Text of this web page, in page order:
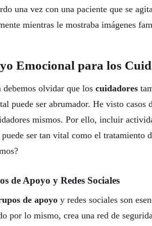
una vez con una paciente que se
mientras le mostraba imágenes
Emocional para los
debemos olvidar que los cuidadores
puede ser abrumador. He visto casos
mismos. Por ello, incluir
ser tan vital como el tratamiento
de Apoyo y Redes Sociales
de apoyo y redes sociales son
por lo mismo, crea una red de